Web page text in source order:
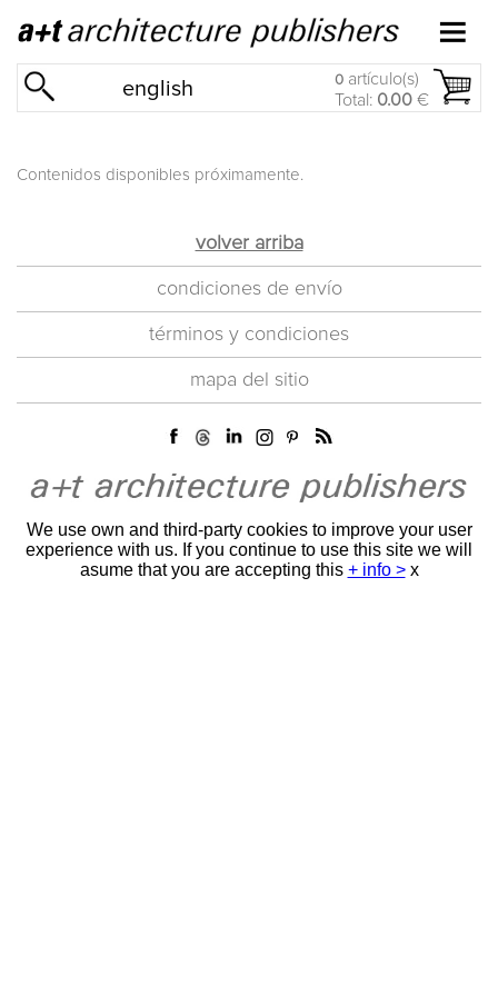
english 0 artículo(s)
Total: 0.00 €
Contenidos disponibles próximamente.
volver arriba
condiciones de envío
términos y condiciones
mapa del sitio
We use own and third-party cookies to improve your user
experience with us. If you continue to use this site we will
asume that you are accepting this + info > x